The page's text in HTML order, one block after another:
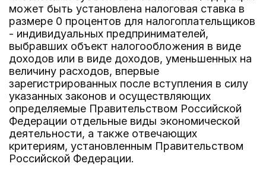
может быть установлена налоговая ставка в
размере 0 процентов для налогоплательщиков
- индивидуальных предпринимателей,
выбравших объект налогообложения в виде
доходов или в виде доходов, уменьшенных на
величину расходов, впервые
зарегистрированных после вступления в силу
указанных законов и осуществляющих
определяемые Правительством Российской
Федерации отдельные виды экономической
деятельности, а также отвечающих
критериям, установленным Правительством
Российской Федерации.